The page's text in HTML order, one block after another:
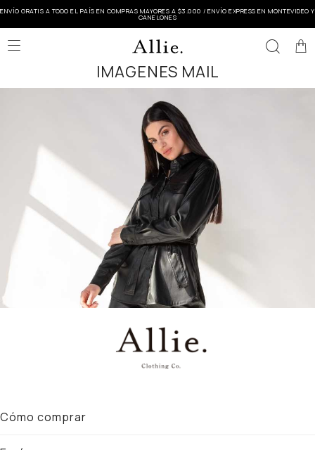
ENVÍO GRATIS A TODO EL PAÍS EN COMPRAS MAYORES A $3.000 / ENVÍO EXPRESS EN MONTEVIDEO Y
CANELONES

IMAGENES MAIL
Cómo comprar